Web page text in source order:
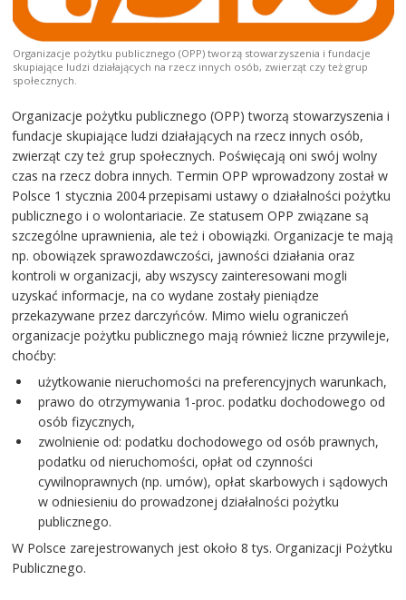
Organizacje pożytku publicznego (OPP) tworzą stowarzyszenia i fundacje
skupiające ludzi działających na rzecz innych osób, zwierząt czy też grup
społecznych.
Organizacje pożytku publicznego (OPP) tworzą stowarzyszenia i
fundacje skupiające ludzi działających na rzecz innych osób,
zwierząt czy też grup społecznych. Poświęcają oni swój wolny
czas na rzecz dobra innych. Termin OPP wprowadzony został w
Polsce 1 stycznia 2004 przepisami ustawy o działalności pożytku
publicznego i o wolontariacie. Ze statusem OPP związane są
szczególne uprawnienia, ale też i obowiązki. Organizacje te mają
np. obowiązek sprawozdawczości, jawności działania oraz
kontroli w organizacji, aby wszyscy zainteresowani mogli
uzyskać informacje, na co wydane zostały pieniądze
przekazywane przez darczyńców. Mimo wielu ograniczeń
organizacje pożytku publicznego mają również liczne przywileje,
choćby:
użytkowanie nieruchomości na preferencyjnych warunkach,
prawo do otrzymywania 1-proc. podatku dochodowego od
osób fizycznych,
zwolnienie od: podatku dochodowego od osób prawnych,
podatku od nieruchomości, opłat od czynności
cywilnoprawnych (np. umów), opłat skarbowych i sądowych
w odniesieniu do prowadzonej działalności pożytku
publicznego.
W Polsce zarejestrowanych jest około 8 tys. Organizacji Pożytku
Publicznego.